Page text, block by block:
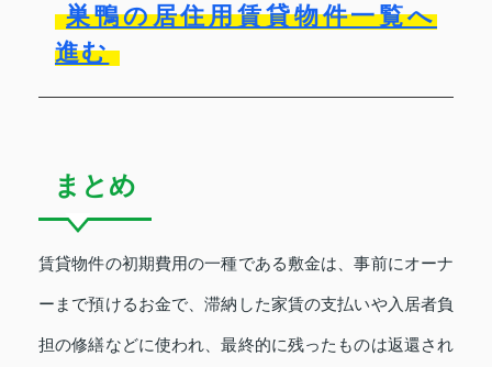
巣鴨の居住用賃貸物件一覧へ
進む
まとめ
賃貸物件の初期費用の一種である敷金は、事前にオーナ
ーまで預けるお金で、滞納した家賃の支払いや入居者負
担の修繕などに使われ、最終的に残ったものは返還され